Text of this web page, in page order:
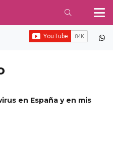
en España y en mis